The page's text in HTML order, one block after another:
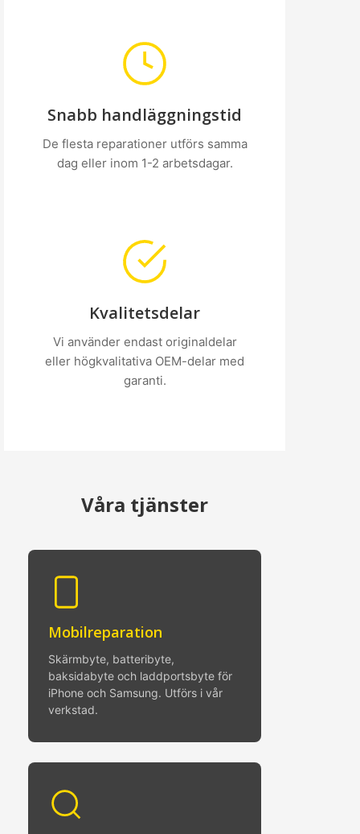
Snabb handläggningstid
De flesta reparationer utförs samma
dag eller inom 1-2 arbetsdagar.
Kvalitetsdelar
Vi använder endast originaldelar
eller högkvalitativa OEM-delar med
garanti.
Våra tjänster
Mobilreparation
Skärmbyte, batteribyte,
baksidabyte och laddportsbyte för
iPhone och Samsung. Utförs i vår
verkstad.